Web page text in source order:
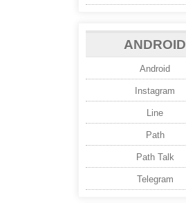
ANDROID
Android
Instagram
Line
Path
Path Talk
Telegram